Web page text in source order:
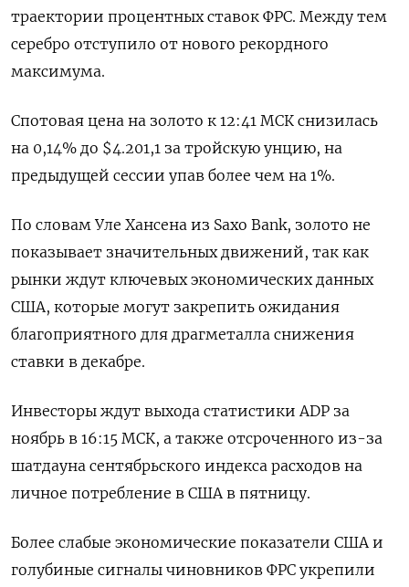
траектории процентных ставок ФРС. Между тем
серебро отступило от нового рекордного
максимума.
Спотовая цена на золото к 12:41 МСК снизилась
на 0,14% до $4.201,1​ за тройскую унцию, на
предыдущей сессии упав более чем на 1%.
По словам Уле Хансена из Saxo Bank, золото не
показывает значительных движений, так как
рынки ждут ключевых экономических данных
США, которые могут закрепить ожидания
благоприятного для драгметалла снижения
ставки в декабре.
Инвесторы ждут выхода статистики ADP за
ноябрь в 16:15 МСК, а также отсроченного из-за
шатдауна сентябрьского индекса расходов на
личное потребление в США в пятницу.
Более слабые экономические показатели США и
голубиные сигналы чиновников ФРС укрепили